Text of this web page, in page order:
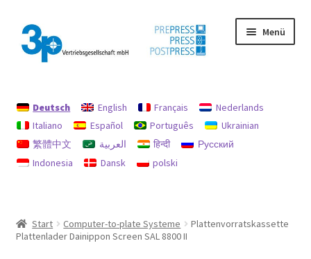
Zur
Navigation
springen
Zum
Inhalt
springen
Menü
Datenschutz
Gebrauchtmaschinen
Deutsch English Français
Nederlands
Italiano
Español Português
Ukrainian
繁體中文
العربية हिन्दी
Русский
Indonesia
Dansk polski
Start Computer-to-plate Systeme
Plattenvorratskassette
Plattenlader Dainippon Screen SAL 8800 II